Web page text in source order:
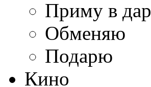
Приму в дар
Обменяю
Подарю
Кино